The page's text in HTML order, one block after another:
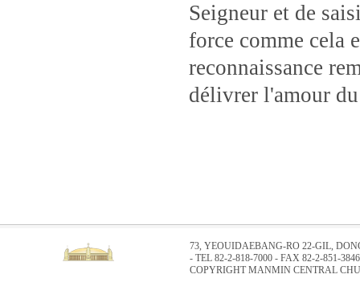
Seigneur et de
force comme cela
reconnaissance
délivrer l'amour
73, YEOUIDAEBANG-RO 22-GIL,
- TEL 82-2-818-7000 - FAX 82-2-851-3846
COPYRIGHT MANMIN CENTRAL